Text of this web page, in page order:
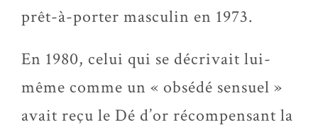
prêt-à-porter masculin en 1973.
En 1980, celui qui se décrivait lui-
même comme un « obsédé sensuel »
avait reçu le Dé d’or récompensant la